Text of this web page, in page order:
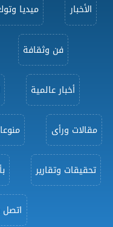
الأخبار ميديا
فن وثقافة
أخبار عالمية
مقالات ورأى
تحقيقات وتقارير
اتصل